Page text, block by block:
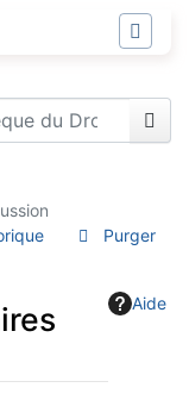
Purger
Aide